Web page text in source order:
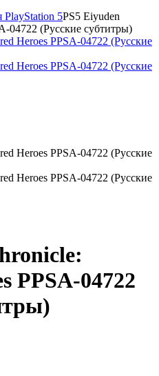
5PS5 Eiyuden
04722 (Русские субтитры)
PPSA-04722